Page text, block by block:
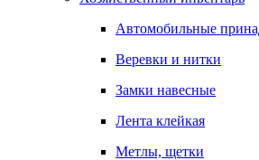
Автомобильные
Веревки и нитки
Замки навесные
Лента клейкая
Метлы, щетки